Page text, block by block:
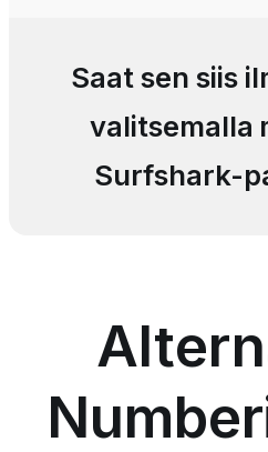
Saat sen siis
valitsemalla
Surfshark-